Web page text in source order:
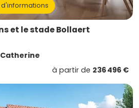
et le stade Bollaert
à partir de 236 496 €